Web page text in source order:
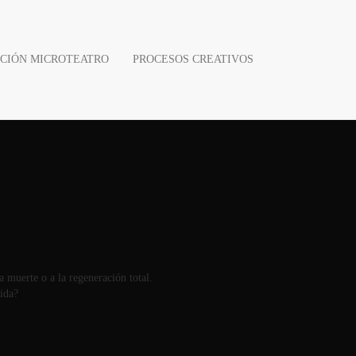
MICROTEATRO PROCESOS CREATIVOS
| 18:45
o a la regeneración total.